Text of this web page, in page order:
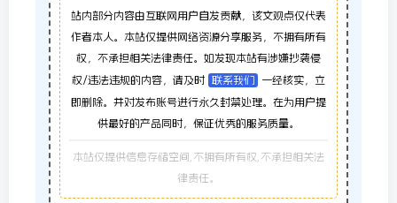
站内部分内容由互联网用户自发贡献，该文观点仅代表
作者本人。本站仅提供网络资源分享服务，不拥有所有
权，不承担相关法律责任。如发现本站有涉嫌抄袭侵
权/违法违规的内容，请及时 联系我们 一经核实，立
即删除。并对发布账号进行永久封禁处理。在为用户提
供最好的产品同时，保证优秀的服务质量。
本站仅提供信息存储空间,不拥有所有权,不承担相关法
律责任。